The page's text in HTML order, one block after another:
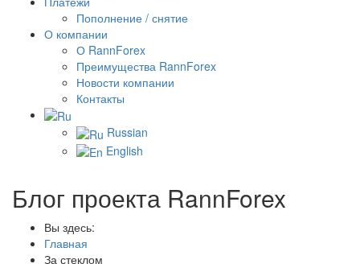
Пополнение / снятие
О компании
О RannForex
Преимущества RannForex
Новости компании
Контакты
Russian
English
Блог проекта RannForex
Вы здесь:
Главная
За стеклом